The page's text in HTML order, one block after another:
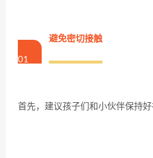
01
避免密切接触
首先，建议孩子们和小伙伴保持好